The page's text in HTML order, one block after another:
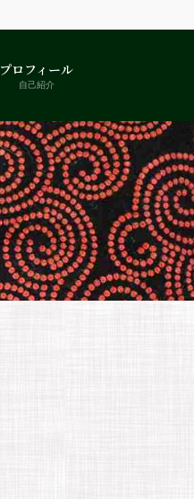
プロフィール
自己紹介